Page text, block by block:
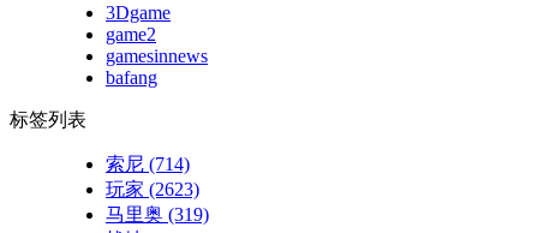
3Dgame
game2
gamesinnews
bafang
标签列表
索尼 (714)
玩家 (2623)
马里奥 (319)